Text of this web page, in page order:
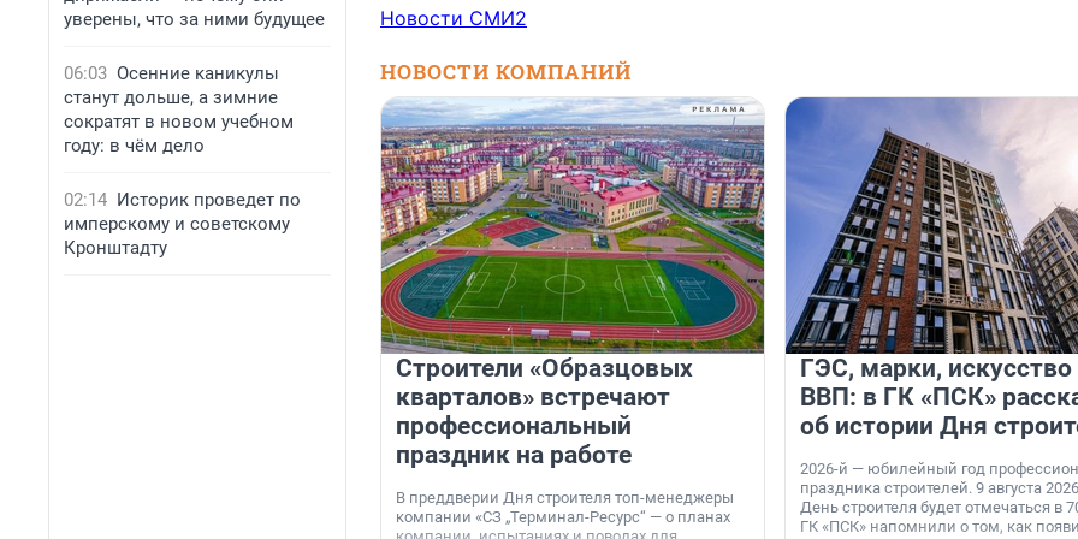
уверены, что за ними будущее
06:03 Осенние каникулы
станут дольше, а зимние
сократят в новом учебном
году: в чём дело
02:14 Историк проведет по
имперскому и советскому
Кронштадту
Новости СМИ2
НОВОСТИ КОМПАНИЙ
Строители «Образцовых
кварталов» встречают
профессиональный
праздник на работе
В преддверии Дня строителя топ-менеджеры
компании «СЗ „Терминал-Ресурс“ — о планах
ГЭС, марки, искусство
ВВП: в ГК «ПСК»
об истории Дня
2026-й — юбилейный год
праздника строителей. 9 августа
День строителя будет отмечаться в
ГК «ПСК» напомнили о том, как